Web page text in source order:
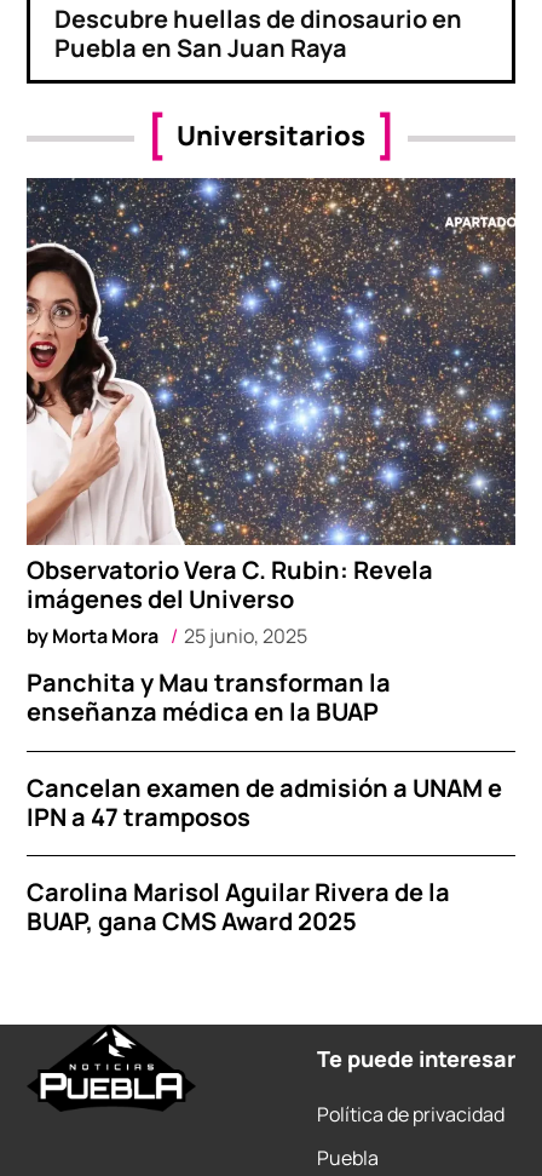
Descubre huellas de dinosaurio en
Puebla en San Juan Raya
Universitarios
Observatorio Vera C. Rubin: Revela
imágenes del Universo
byMorta Mora 25 junio, 2025
Panchita y Mau transforman la
enseñanza médica en la BUAP
Cancelan examen de admisión a UNAM e
IPN a 47 tramposos
Carolina Marisol Aguilar Rivera de la
BUAP, gana CMS Award 2025
Te puede interesar
Política de privacidad
Puebla